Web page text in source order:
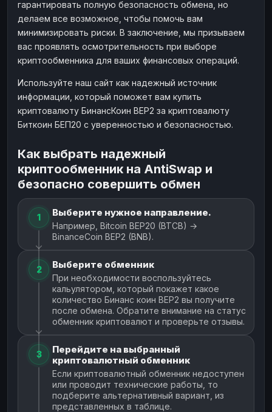
гарантировать полную безопасность обмена, но
делаем все возможное, чтобы помочь вам
минимизировать риски. В заключение, мы призываем
вас проявлять осмотрительность при выборе
криптообменника для ваших финансовых операций.
Используйте наш сайт как надежный источник
информации, который поможет вам купить
криптовалюту БинансКоин BEP2 за криптовалюту
Биткоин БЕП20 с уверенностью и безопасностью.
Как выбрать надежный
криптообменник на AntiSwap и
безопасно совершить обмен
1 Выберите нужное направление.
Например, Bitcoin BEP20 (BTCB) →
BinanceCoin BEP2 (BNB).
2 Выберите обменник
При необходимости воспользуйтесь
кальулятором, который покажет какое
количество Бинанс коин BEP2 вы получите
после обмена. Обратите внимание на статус
обменник криптовалют и проверьте отзывы.
3
Перейдите на выбранный
криптовалютный обменник
Если криптовалютный обменник недоступен
или проводит технические работы, то
подберите альтернативный вариант, из
представленных в таблице.